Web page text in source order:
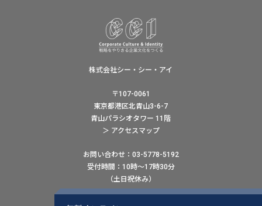
株式会社シー・シー・アイ
〒107-0061
東京都港区北青山3-6-7
青山パラシオタワー 11階
＞ アクセスマップ
お問い合わせ：03-5778-5192
受付時間：10時〜17時30分
（土日祝休み）
ウェブでのお問い合わせはこちら